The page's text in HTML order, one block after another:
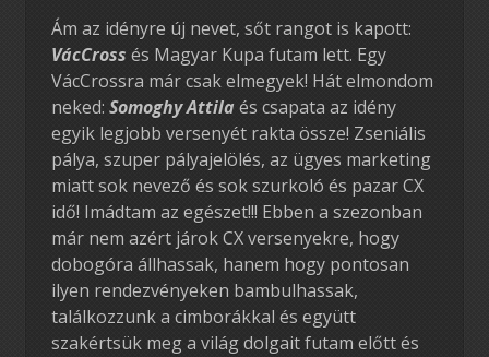
Ám az idényre új nevet, sőt rangot is kapott:
VácCross és Magyar Kupa futam lett. Egy
VácCrossra már csak elmegyek! Hát elmondom
neked: Somoghy Attilaés csapata az idény
egyik legjobb versenyét rakta össze! Zseniális
pálya, szuper pályajelölés, az ügyes marketing
miatt sok nevező és sok szurkoló és pazar CX
idő! Imádtam az egészet!!! Ebben a szezonban
már nem azért járok CX versenyekre, hogy
dobogóra állhassak, hanem hogy pontosan
ilyen rendezvényeken bambulhassak,
találkozzunk a cimborákkal és együtt
szakértsük meg a világ dolgait futam előtt és